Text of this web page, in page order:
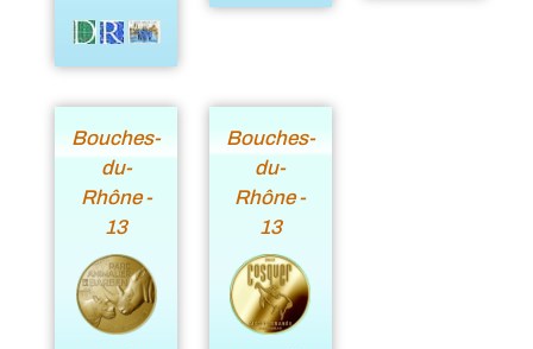
Bouches-
du-
Rhône -
13
Bouches-
du-
Rhône -
13